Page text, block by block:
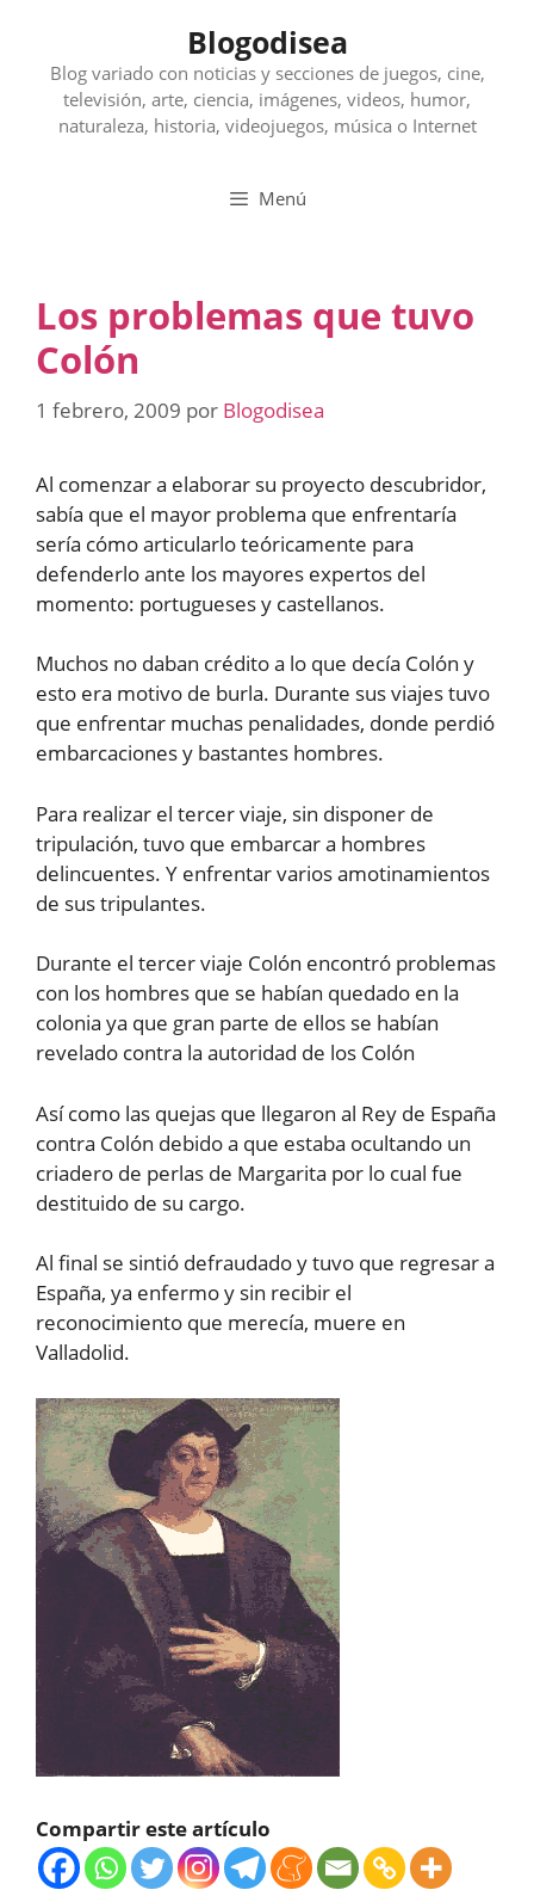
contenido
Blogodisea
Blog variado con noticias y secciones de juegos, cine,
televisión, arte, ciencia, imágenes, videos, humor,
naturaleza, historia, videojuegos, música o Internet
Menú
Los problemas que tuvo
Colón
1 febrero, 2009 por Blogodisea
Al comenzar a elaborar su proyecto descubridor,
sabía que el mayor problema que enfrentaría
sería cómo articularlo teóricamente para
defenderlo ante los mayores expertos del
momento: portugueses y castellanos.
Muchos no daban crédito a lo que decía Colón y
esto era motivo de burla. Durante sus viajes tuvo
que enfrentar muchas penalidades, donde perdió
embarcaciones y bastantes hombres.
Para realizar el tercer viaje, sin disponer de
tripulación, tuvo que embarcar a hombres
delincuentes. Y enfrentar varios amotinamientos
de sus tripulantes.
Durante el tercer viaje Colón encontró problemas
con los hombres que se habían quedado en la
colonia ya que gran parte de ellos se habían
revelado contra la autoridad de los Colón
Así como las quejas que llegaron al Rey de España
contra Colón debido a que estaba ocultando un
criadero de perlas de Margarita por lo cual fue
destituido de su cargo.
Al final se sintió defraudado y tuvo que regresar a
España, ya enfermo y sin recibir el
reconocimiento que merecía, muere en
Valladolid.
Compartir este artículo